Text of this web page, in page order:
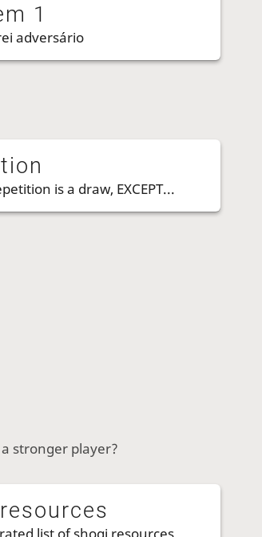
1
adversário
is a draw, EXCEPT...
stronger player?